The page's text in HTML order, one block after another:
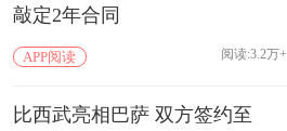
敲定2年合同
APP阅读 阅读:3.2万+
比西武亮相巴萨 双方签约至